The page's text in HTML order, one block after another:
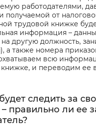
работодателями,
от
трудовой книжке
информация –
другую должность,
а также номера
всю
и переводим ее
следить за
правильно ли ее